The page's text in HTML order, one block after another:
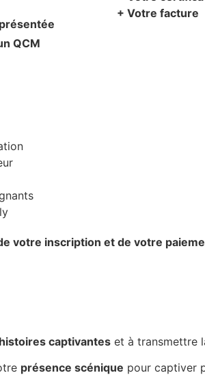
QCM
+ Votre facture
votre inscription et de votre
captivantes et à transmettre
présence scénique pour captiver